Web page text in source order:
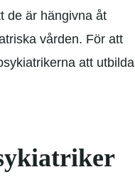
de är hängivna åt
vården. För att
att utbilda